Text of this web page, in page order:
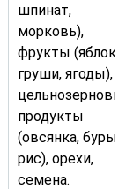
шпинат,
морковь),
фрукты
груши, ягоды),
продукты
(овсянка, бурый
рис), орехи,
семена.